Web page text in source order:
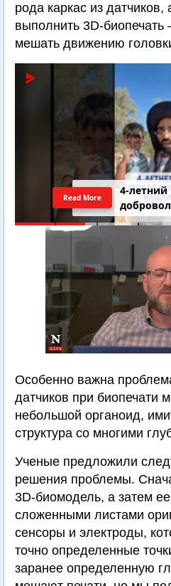
рода каркас из
выполнить 3D-биопечать
мешать движению
4-
Read More
Особенно важна
датчиков при биопечати
небольшой органоид,
структура со многими
Ученые предложили
решения проблемы.
3D-биомодель, а затем
сложенными листами
сенсоры и электроды,
точно определенные
заранее определенную